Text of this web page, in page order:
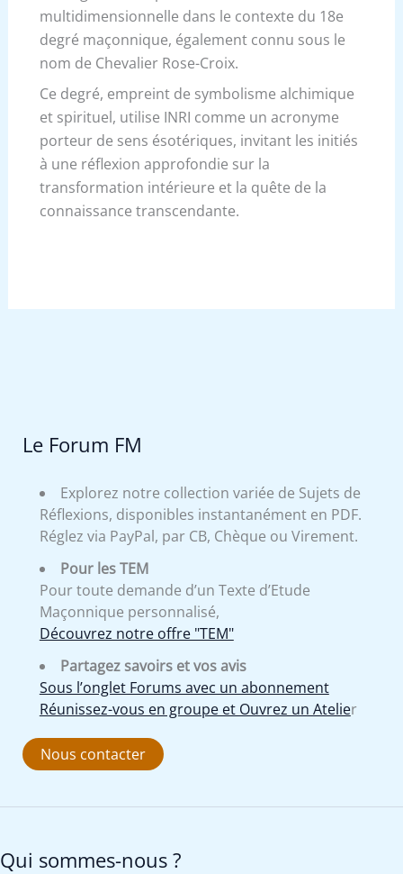
multidimensionnelle dans le contexte du 18e
degré maçonnique, également connu sous le
nom de Chevalier Rose-Croix.
Ce degré, empreint de symbolisme alchimique
et spirituel, utilise INRI comme un acronyme
porteur de sens ésotériques, invitant les initiés
à une réflexion approfondie sur la
transformation intérieure et la quête de la
connaissance transcendante.
Le Forum FM
Explorez notre collection variée de Sujets de
Réflexions, disponibles instantanément en PDF.
Réglez via PayPal, par CB, Chèque ou Virement.
Pour les TEM
Pour toute demande d’un Texte d’Etude
Maçonnique personnalisé,
Découvrez notre offre "TEM"
Partagez savoirs et vos avis
Sous l’onglet Forums avec un abonnement
Réunissez-vous en groupe et Ouvrez un Atelier
Nous contacter
Qui sommes-nous ?